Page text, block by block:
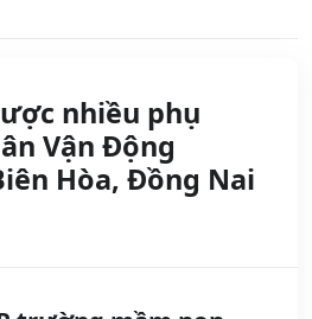
nhiều phụ
Vận Động
Hòa, Đồng Nai